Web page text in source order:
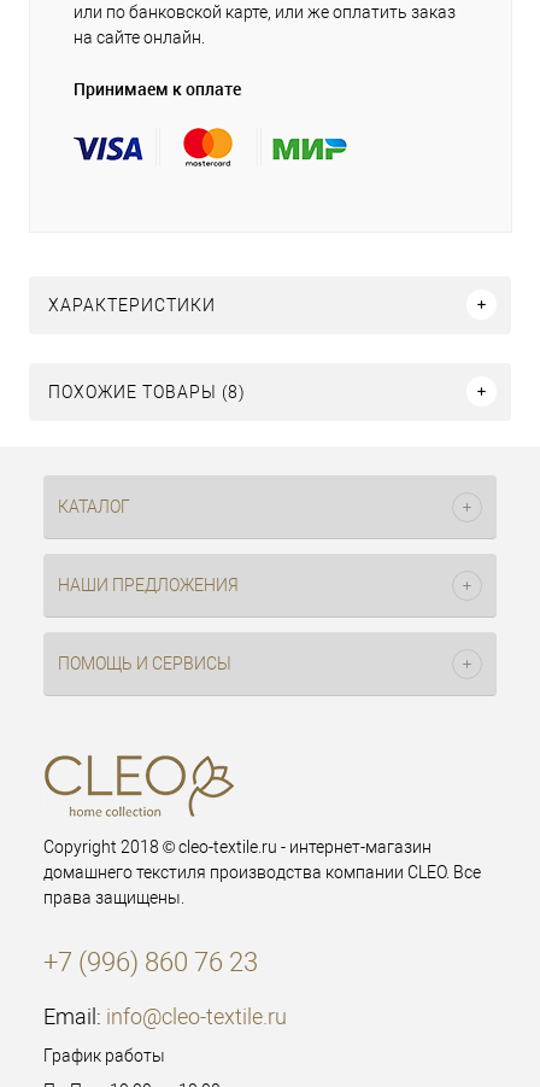
или по банковской карте, или же оплатить заказ
на сайте онлайн.
Принимаем к оплате
ХАРАКТЕРИСТИКИ
ПОХОЖИЕ ТОВАРЫ (8)
КАТАЛОГ
НАШИ ПРЕДЛОЖЕНИЯ
ПОМОЩЬ И СЕРВИСЫ
Copyright 2018 © cleo-textile.ru - интернет-магазин
домашнего текстиля производства компании CLEO. Все
права защищены.
+7 (996) 860 76 23
Email: info@cleo-textile.ru
График работы